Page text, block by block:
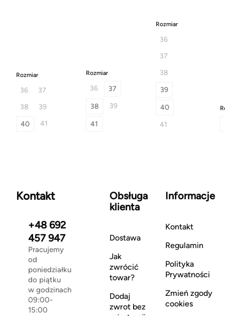
Rozmiar
36
37
38
39
40
41
Rozmiar
36 37
38 39
41
Rozmiar
36
37
38
39
40
41
Kontakt
+48 692
457 947
Pracujemy
od
poniedziałku
do piątku
w godzinach
09:00-
15:00
Obsługa
klienta
Dostawa
Jak
zwrócić
towar?
Dodaj
zwrot bez
Informacje
Kontakt
Regulamin
Polityka
Prywatności
Zmień zgody
cookies